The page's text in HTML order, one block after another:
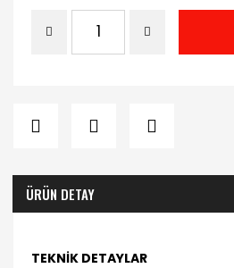
ÜRÜN DETAY
TEKNİK DETAYLAR